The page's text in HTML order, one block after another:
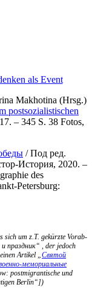
Makhotina (Hrsg.)
postsozialistischen
– 345 S. 38 Fotos,
/ Под ред.
История, 2020. –
des
Petersburg:
sich um z.T. gekürzte Vorab-
праздник“ , der jedoch
Artikel „Святой
мемориальные
postmigrantische und
Berlin“])